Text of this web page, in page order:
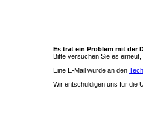
Es trat ein Problem mit der
Bitte versuchen Sie es erneut,
Eine E-Mail wurde an den
Wir entschuldigen uns für die